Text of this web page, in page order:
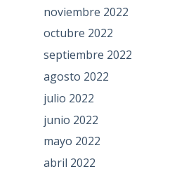
noviembre 2022
octubre 2022
septiembre 2022
agosto 2022
julio 2022
junio 2022
mayo 2022
abril 2022